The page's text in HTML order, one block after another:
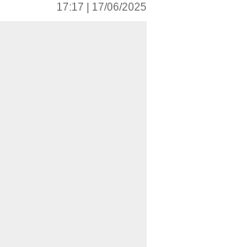
17:17 | 17/06/2025